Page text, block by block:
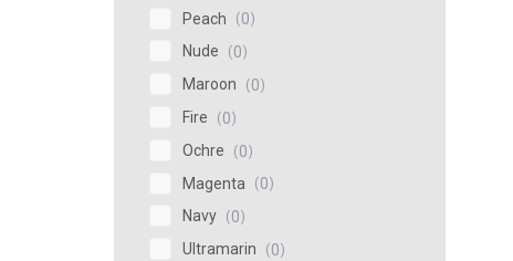
Peach
0
Nude
0
Maroon
0
Fire
0
Ochre
0
Magenta
0
Navy
0
Ultramarin
0